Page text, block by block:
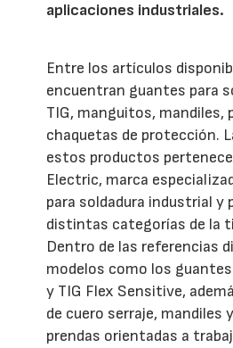
aplicaciones industriales.
Entre los artículos
encuentran guantes para
TIG, manguitos, mandiles,
chaquetas de protección.
estos productos
Electric, marca
para soldadura industrial y
distintas categorías de la
Dentro de las referencias
modelos como los
y TIG Flex Sensitive,
de cuero serraje, mandiles
prendas orientadas a